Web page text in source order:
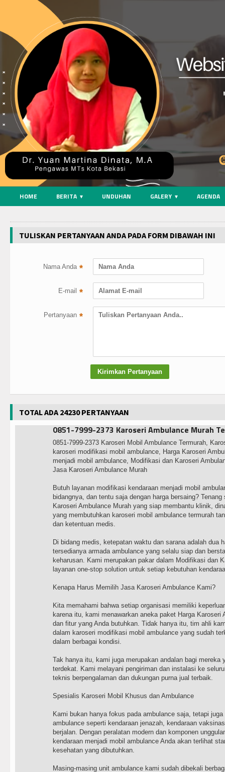
HOME BERITA UNDUHAN GALERY AGENDA
TULISKAN PERTANYAAN ANDA PADA FORM DIBAWAH INI
Nama Anda *
E-mail *
Pertanyaan *
TOTAL ADA 24230 PERTANYAAN
0851-7999-2373 Karoseri Ambulance Murah
0851-7999-2373 Karoseri Mobil Ambulance Termurah,
karoseri modifikasi mobil ambulance, Harga Karoseri
menjadi mobil ambulance, Modifikasi dan Karoseri
Jasa Karoseri Ambulance Murah
Butuh layanan modifikasi kendaraan menjadi mobil
bidangnya, dan tentu saja dengan harga bersaing?
Karoseri Ambulance Murah yang siap membantu klinik,
yang membutuhkan karoseri mobil ambulance termurah
dan ketentuan medis.
Di bidang medis, ketepatan waktu dan sarana adalah dua
tersedianya armada ambulance yang selalu siap dan
keharusan. Kami merupakan pakar dalam Modifikasi dan
layanan one-stop solution untuk setiap kebutuhan
Kenapa Harus Memilih Jasa Karoseri Ambulance Kami?
Kita memahami bahwa setiap organisasi memiliki
karena itu, kami menawarkan aneka paket Harga Karoseri
dan fitur yang Anda butuhkan. Tidak hanya itu, tim ahli
dalam karoseri modifikasi mobil ambulance yang sudah
dalam berbagai kondisi.
Tak hanya itu, kami juga merupakan andalan bagi mereka
terdekat. Kami melayani pengiriman dan instalasi ke
teknis berpengalaman dan dukungan purna jual terbaik.
Spesialis Karoseri Mobil Khusus dan Ambulance
Kami bukan hanya fokus pada ambulance saja, tetapi
ambulance seperti kendaraan jenazah, kendaraan
berjalan. Dengan peralatan modern dan komponen
kendaraan menjadi mobil ambulance Anda akan terlihat
kesehatan yang dibutuhkan.
Masing-masing unit ambulance kami sudah dibekali